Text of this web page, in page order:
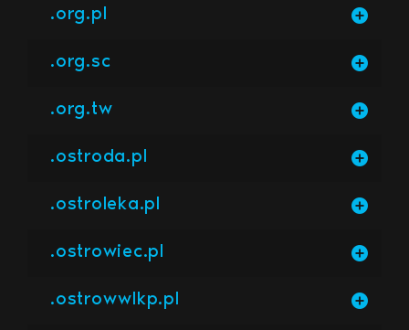
.org.pl
.org.sc
.org.tw
.ostroda.pl
.ostroleka.pl
.ostrowiec.pl
.ostrowwlkp.pl